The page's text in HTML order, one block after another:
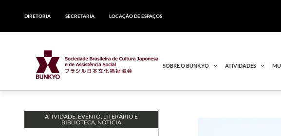
DIRETORIA SECRETARIA LOCAÇÃO DE ESPAÇOS
SOBRE O BUNKYO ATIVIDADES
ATIVIDADE, EVENTO, LITERÁRIO E
BIBLIOTECA, NOTÍCIA